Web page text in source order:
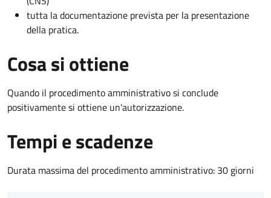
tutta la documentazione prevista per la presentazione
della pratica.
Cosa si ottiene
Quando il procedimento amministrativo si conclude
positivamente si ottiene un'autorizzazione.
Tempi e scadenze
Durata massima del procedimento amministrativo: 30 giorni